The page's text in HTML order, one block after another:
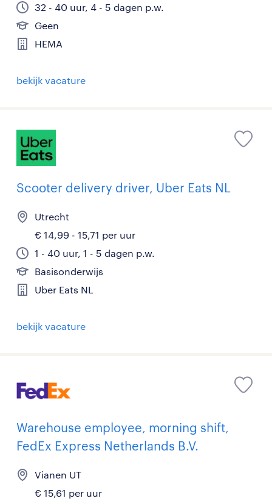
32 - 40 uur, 4 - 5 dagen p.w.
Geen
HEMA
bekijk vacature
Scooter delivery driver, Uber Eats NL
Utrecht
€ 14,99 - 15,71 per uur
1 - 40 uur, 1 - 5 dagen p.w.
Basisonderwijs
Uber Eats NL
bekijk vacature
Warehouse employee, morning shift,
FedEx Express Netherlands B.V.
Vianen UT
€ 15,61 per uur